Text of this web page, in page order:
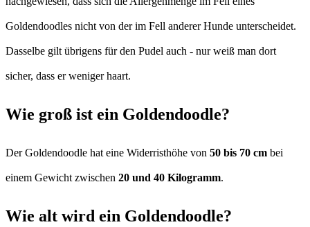
Goldendoodles nicht von der im Fell anderer Hunde unterscheidet.
Dasselbe gilt übrigens für den Pudel auch - nur weiß man dort
sicher, dass er weniger haart.
Wie groß ist ein Goldendoodle?
Der Goldendoodle hat eine Widerristhöhe von 50 bis 70 cm bei
einem Gewicht zwischen 20 und 40 Kilogramm.
Wie alt wird ein Goldendoodle?